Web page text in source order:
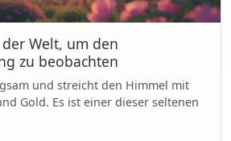
Welt, um den
zu beobachten
und streicht den Himmel mit
Gold. Es ist einer dieser seltenen